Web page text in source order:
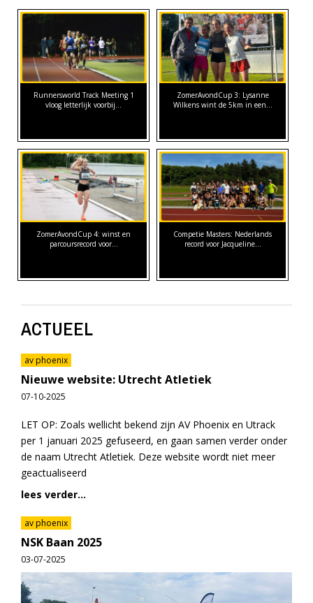
Runnersworld Track Meeting 1
vloog letterlijk voorbij...
ZomerAvondCup 3: Lysanne
Wilkens wint de 5km in een…
ZomerAvondCup 4: winst en
parcoursrecord voor…
Competie Masters: Nederlands
record voor Jacqueline…
ACTUEEL
av phoenix
Nieuwe website: Utrecht Atletiek
07-10-2025
LET OP: Zoals wellicht bekend zijn AV Phoenix en Utrack
per 1 januari 2025 gefuseerd, en gaan samen verder onder
de naam Utrecht Atletiek. Deze website wordt niet meer
geactualiseerd
lees verder...
av phoenix
NSK Baan 2025
03-07-2025